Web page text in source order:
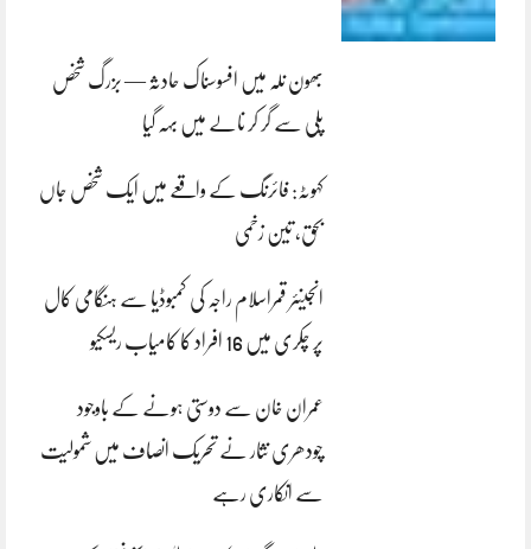
بھون نلہ میں افسوسناک حادثہ — بزرگ شخص
پلی سے گر کر نالے میں بہہ گیا
کہوٹہ: فائرنگ کے واقعے میں ایک شخص جاں
بحق، تین زخمی
انجینئر قمراسلام راجہ کی کمبوڈیا سے ہنگامی کال
پر چکری میں 16 افراد کا کامیاب ریسکیو
عمران خان سے دوستی ہونے کے باوجود
چودھری نثار نے تحریک انصاف میں شمولیت
سے انکاری رہے